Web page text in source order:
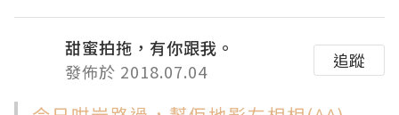
甜蜜拍拖，有你跟我。
發佈於 2018.07.04
追蹤